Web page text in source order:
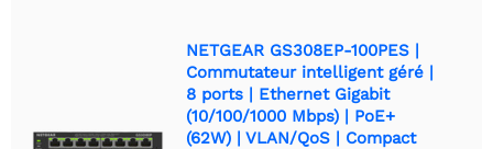
NETGEAR GS308EP-100PES |
Commutateur intelligent géré |
8 ports | Ethernet Gigabit
(10/100/1000 Mbps) | PoE+
(62W) | VLAN/QoS | Compact